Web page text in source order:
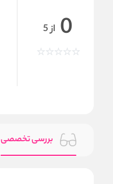
0 از 5
بررسی تخصصی